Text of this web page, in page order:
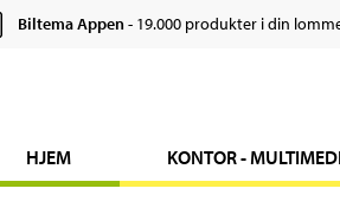
Biltema Appen- 19.000 produkter i din
HJEM KONTOR -